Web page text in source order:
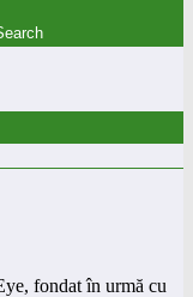
fondat în urmă cu